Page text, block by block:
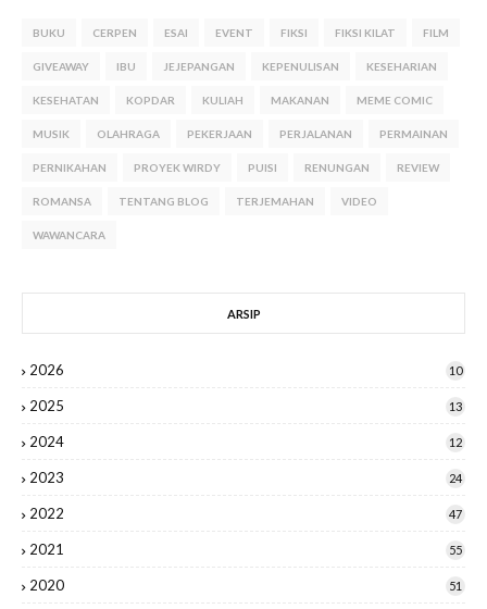
BUKU CERPEN ESAI EVENT FIKSI FIKSI KILAT FILM
GIVEAWAY IBU JEJEPANGAN KEPENULISAN KESEHARIAN
KESEHATAN KOPDAR KULIAH MAKANAN MEME COMIC
MUSIK OLAHRAGA PEKERJAAN PERJALANAN PERMAINAN
PERNIKAHAN PROYEK WIRDY PUISI RENUNGAN REVIEW
ROMANSA TENTANG BLOG TERJEMAHAN VIDEO
WAWANCARA
ARSIP
2026 10
2025 13
2024 12
2023 24
2022 47
2021 55
2020 51